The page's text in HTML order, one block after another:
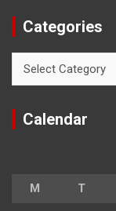
Categories
Calendar
M T